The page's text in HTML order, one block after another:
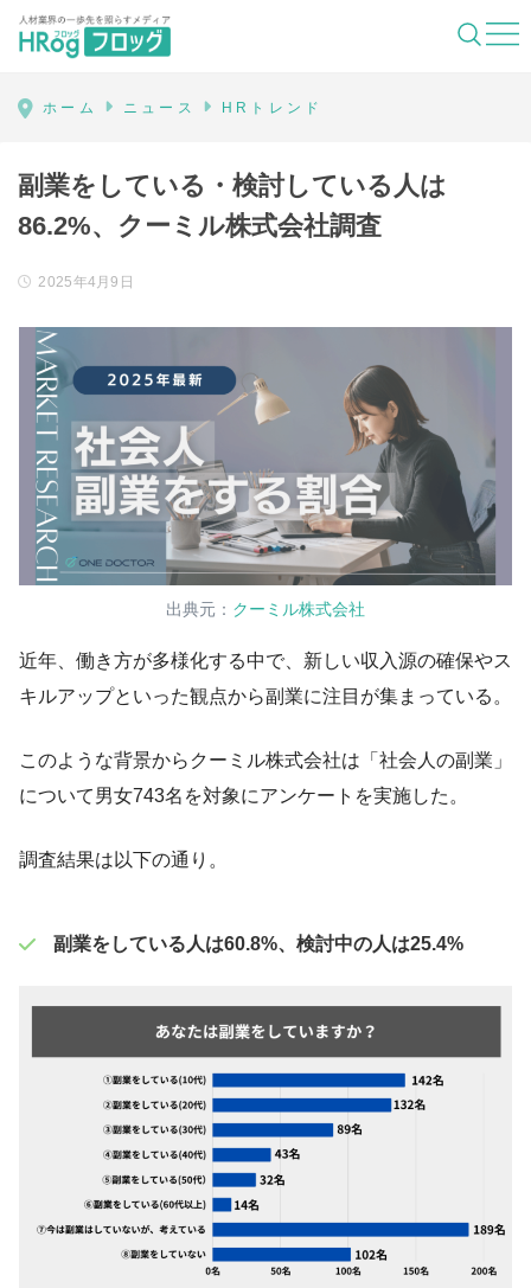
HRog | 人材業界の一歩先を照らすメディ
ホーム ニュース HRトレンド
副業をしている・検討している人は
86.2%、クーミル株式会社調査
2025年4月9日
出典元： クーミル株式会社
近年、働き方が多様化する中で、新しい収入源の確保やス
キルアップといった観点から副業に注目が集まっている。
このような背景からクーミル株式会社は「社会人の副業」
について男女743名を対象にアンケートを実施した。
調査結果は以下の通り。
副業をしている人は60.8%、検討中の人は25.4%